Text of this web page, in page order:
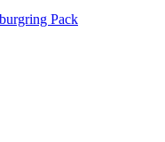
Pack